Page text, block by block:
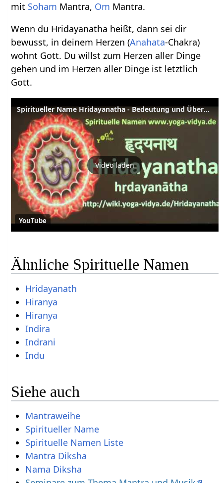
mit Soham Mantra, Om Mantra.
Wenn du Hridayanatha heißt, dann sei dir
bewusst, in deinem Herzen (Anahata-Chakra)
wohnt Gott. Du willst zum Herzen aller Dinge
gehen und im Herzen aller Dinge ist letztlich
Gott.
Spiritueller Name Hridayanatha - Bedeutung und Übersetzung aus dem Sanskrit
Video laden
YouTube
Ähnliche Spirituelle Namen
Hridayanath
Hiranya
Hiranya
Indira
Indrani
Indu
Siehe auch
Mantraweihe
Spiritueller Name
Spirituelle Namen Liste
Mantra Diksha
Nama Diksha